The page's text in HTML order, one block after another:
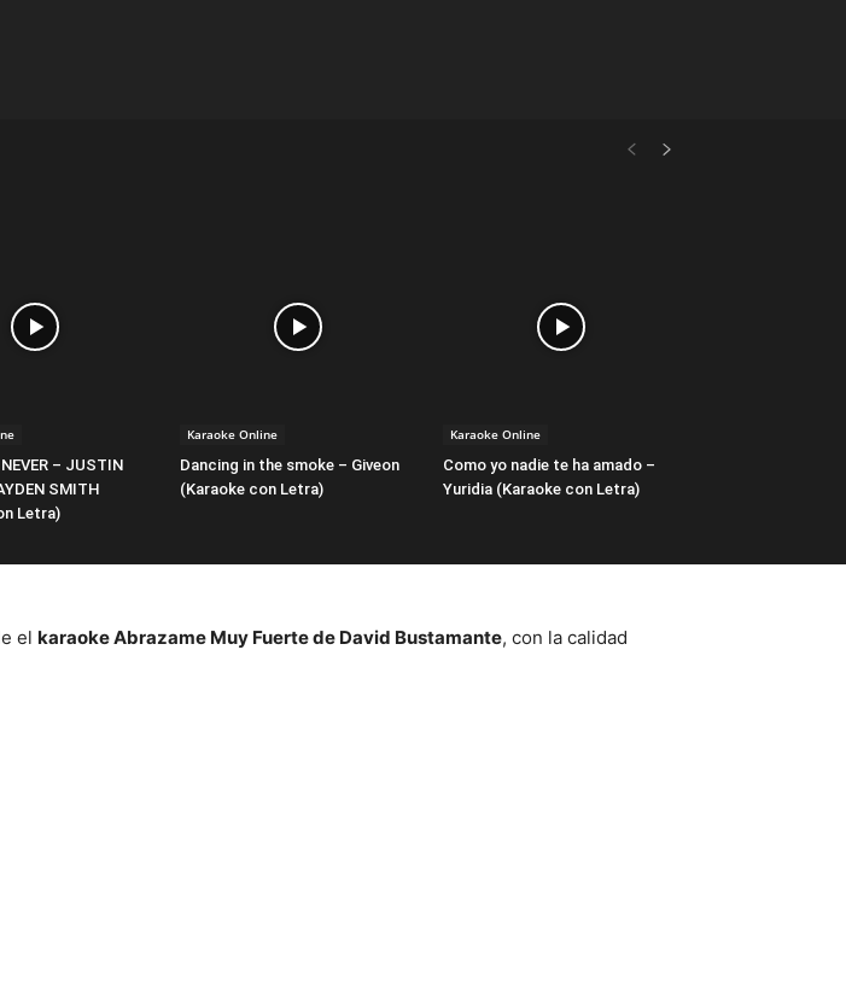
NEVER – JUSTIN
SMITH
Letra)
Karaoke Online
Dancing in the smoke – Giveon
(Karaoke con Letra)
Karaoke Online
Como yo nadie te ha amado –
Yuridia (Karaoke con Letra)
el karaoke Abrazame Muy Fuerte de David Bustamante, con la calidad